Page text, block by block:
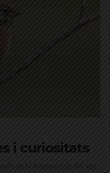
i curiositats
de la desaparició del seu